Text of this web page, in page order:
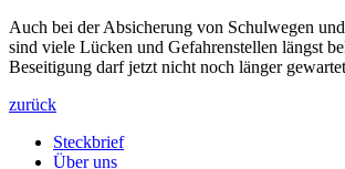
Auch bei der Absicherung von Schulwegen
sind viele Lücken und Gefahrenstellen längst
Beseitigung darf jetzt nicht noch länger
zurück
Steckbrief
Über uns